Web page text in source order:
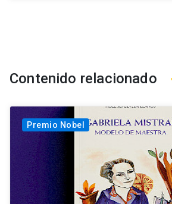
Contenido relacionado
Premio Nobel